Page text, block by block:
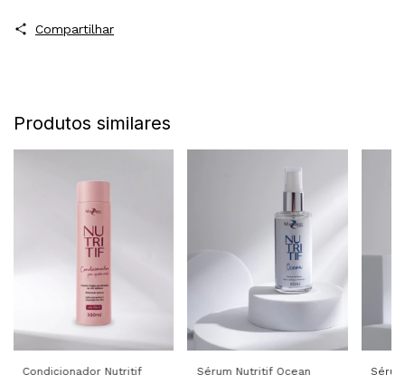
Compartilhar
Produtos similares
Condicionador Nutritif
Sérum Nutritif Ocean